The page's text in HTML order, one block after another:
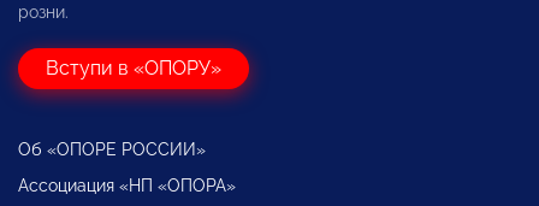
розни.
Вступи в «ОПОРУ»
Об «ОПОРЕ РОССИИ»
Ассоциация «НП «ОПОРА»